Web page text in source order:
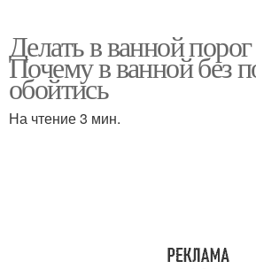
Делать в ванной
Почему в ванной без
обойтись
На чтение 3 мин.